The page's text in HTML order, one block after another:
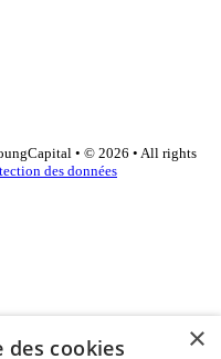
• © 2026 • All rights
des données
×
des cookies